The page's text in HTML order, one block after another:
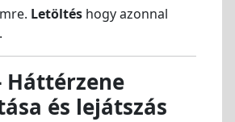
Letöltés hogy azonnal
Háttérzene
és lejátszás